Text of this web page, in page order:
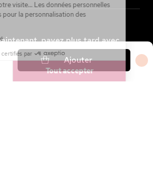
Ajouter
payez plus tard avec
votre visite... Les données personnelles
utilisés pour la personnalisation des
certifiés par
Tout accepter